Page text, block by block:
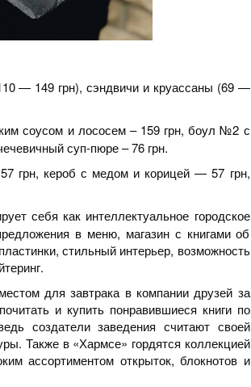
— 149 грн), сэндвичи и круассаны (69 —
соусом и лососем – 159 грн, боул №2 с
суп-пюре – 76 грн.
грн, кероб с медом и корицей — 57 грн,
себя как интеллектуальное городское
в меню, магазин с книгами об
стильный интерьер, возможность
для завтрака в компании друзей за
и купить понравившиеся книги по
создатели заведения считают своей
Также в «Хармсе» гордятся коллекцией
ассортиментом открыток, блокнотов и